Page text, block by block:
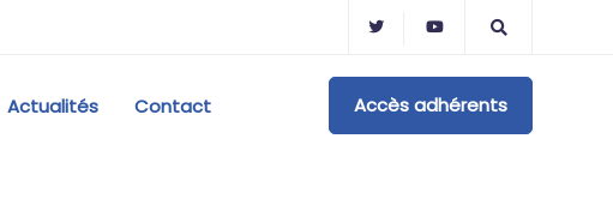
Actualités Contact Accès adhérents